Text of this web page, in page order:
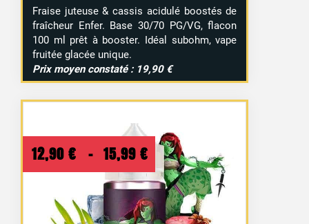
Fraise juteuse & cassis acidulé boostés de
fraîcheur Enfer. Base 30/70 PG/VG, flacon
100 ml prêt à booster. Idéal subohm, vape
fruitée glacée unique.
Prix moyen constaté : 19,90 €
12,90 € – 15,99 €
Plage
de
prix :